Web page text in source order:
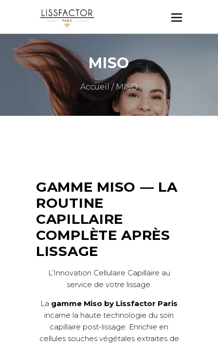
MISO
Accueil / MISO
GAMME MISO — LA
ROUTINE
CAPILLAIRE
COMPLÈTE APRÈS
LISSAGE
L’Innovation Cellulaire Capillaire au
service de votre lissage.
La gamme Miso by Lissfactor Paris
incarne la haute technologie du soin
capillaire post-lissage. Enrichie en
cellules souches végétales extraites de